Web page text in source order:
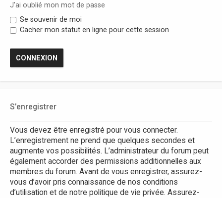
J’ai oublié mon mot de passe
Se souvenir de moi
Cacher mon statut en ligne pour cette session
S’enregistrer
Vous devez être enregistré pour vous connecter.
L’enregistrement ne prend que quelques secondes et
augmente vos possibilités. L’administrateur du forum peut
également accorder des permissions additionnelles aux
membres du forum. Avant de vous enregistrer, assurez-
vous d’avoir pris connaissance de nos conditions
d’utilisation et de notre politique de vie privée. Assurez-